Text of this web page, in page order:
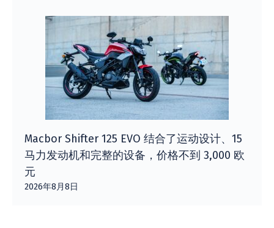
Macbor Shifter 125 EVO 结合了运动设计、15
马力发动机和完整的设备，价格不到 3,000 欧
元
2026年8月8日